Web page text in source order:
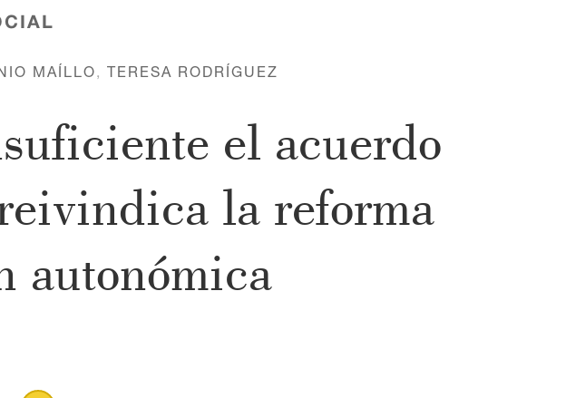
MAÍLLO, TERESA RODRÍGUEZ
el acuerdo
la reforma
autonómica